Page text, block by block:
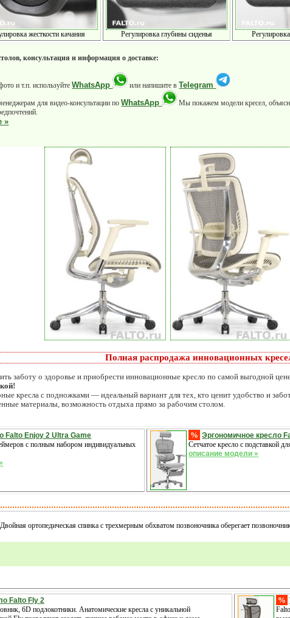
жесткости качания Регулировка глубины сиденья
консультация и информация о доставке:
и т.п. используйтеWhatsApp или напишите вTelegram
для видео-консультации поWhatsApp
Мы покажем модели кресел,
»
Полная распродажа инновационных
заботу о здоровье и приобрести инновационные кресло по самой выгодной
кресла с подножками — идеальный вариант для тех, кто ценит удобство и
материалы, возможность отдыха прямо за рабочим столом.
Falto Enjoy 2 Ultra Game
с полным набором индивидуальных
% Эргономичное кресло
Сетчатое кресло с подставкой
описание модели »
ортопедическая спинка с трехмерным обхватом позвоночника оберегает
Falto Fly 2
6D подлокотники. Анатомические кресла с уникальной
%